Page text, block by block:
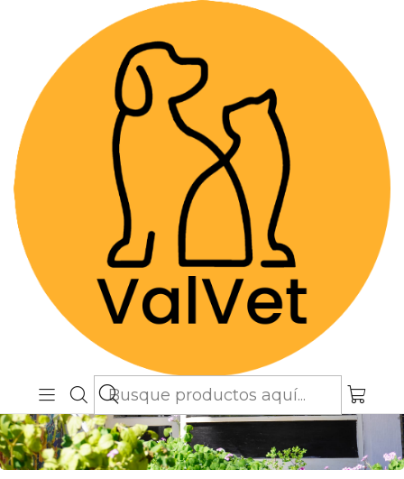
Despacho GRATIS por compras sobre
$89.990(Válido desde Coquimbo hasta Los
Lagos)
Boutique de Esenciales
Boutique de Esenciales